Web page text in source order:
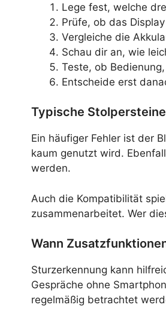
Lege fest, welche
Prüfe, ob das
Vergleiche die
Schau dir an, wie
Teste, ob
Entscheide erst
Typische
Ein häufiger Fehler ist der
kaum genutzt wird.
werden.
Auch die Kompatibilität
zusammenarbeitet. Wer
Wann
Sturzerkennung kann
Gespräche ohne
regelmäßig betrachtet